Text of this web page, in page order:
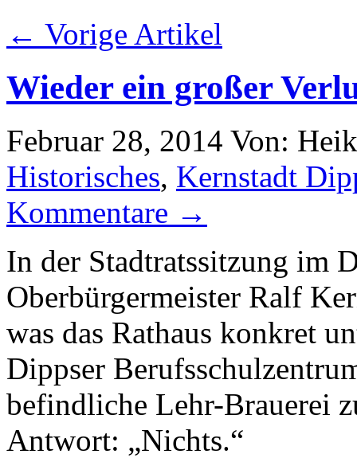
← Vorige Artikel
Wieder ein großer
Februar 28, 2014 Von:
Historisches, Kernstadt
Kommentare →
In der Stadtratssitzung im
Oberbürgermeister Ralf
was das Rathaus konkret
Dippser
befindliche Lehr-Brauerei
Antwort: „Nichts.“